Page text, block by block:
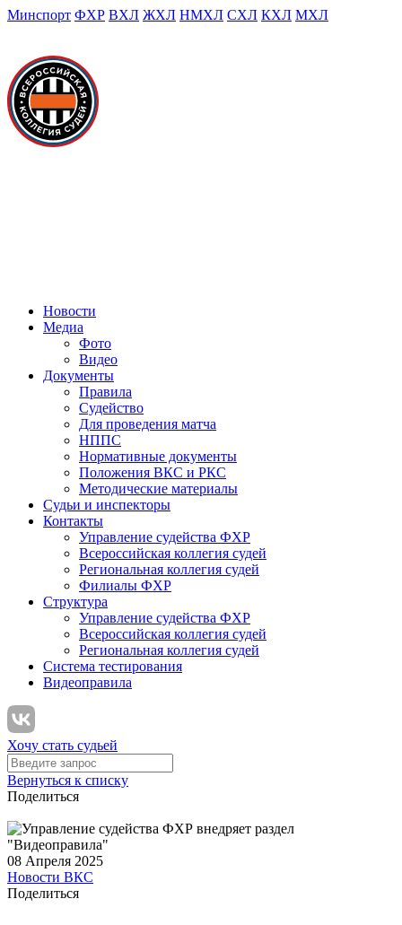
Минспорт ФХР ВХЛ ЖХЛ НМХЛ СХЛ КХЛ МХЛ
Новости
Медиа
Фото
Видео
Документы
Правила
Судейство
Для проведения матча
НППС
Нормативные документы
Положения ВКС и РКС
Методические материалы
Судьи и инспекторы
Контакты
Управление судейства ФХР
Всероссийская коллегия судей
Региональная коллегия судей
Филиалы ФХР
Структура
Управление судейства ФХР
Всероссийская коллегия судей
Региональная коллегия судей
Система тестирования
Видеоправила
Хочу стать судьей
Вернуться к списку
Поделиться
08 Апреля 2025
Новости ВКС
Поделиться